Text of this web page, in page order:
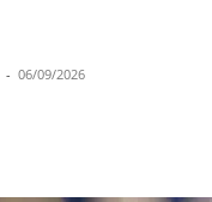
- 06/09/2026